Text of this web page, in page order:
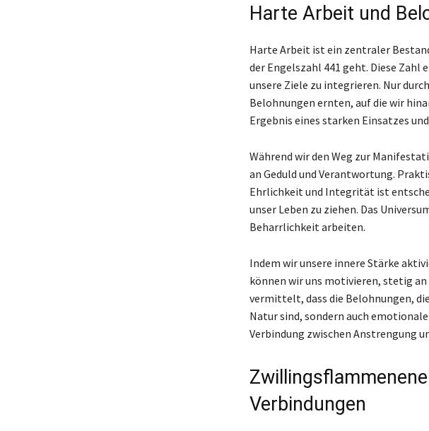
Harte Arbeit und
Harte Arbeit ist ein zentraler
der Engelszahl 441 geht. Diese
unsere Ziele zu integrieren. Nur
Belohnungen ernten, auf die wir
Ergebnis eines starken Einsatzes
Während wir den Weg zur
an Geduld und Verantwortung.
Ehrlichkeit und Integrität ist
unser Leben zu ziehen. Das
Beharrlichkeit arbeiten.
Indem wir unsere innere Stärke
können wir uns motivieren, stetig
vermittelt, dass die Belohnungen,
Natur sind, sondern auch
Verbindung zwischen Anstrengung
Verbindungen